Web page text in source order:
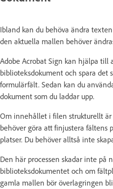
Ibland kan du behöva ändra
den aktuella mallen behöver
Adobe Acrobat Sign kan hjälpa till
biblioteksdokument och spara det
formulärfält. Sedan kan du
dokument som du laddar upp.
Om innehållet i filen strukturellt
behöver göra att finjustera fältens
platser. Du behöver alltså inte
Den här processen skadar inte på
biblioteksdokumentet och om
gamla mallen bör överlagringen